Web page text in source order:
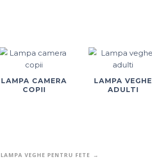
LAMPA CAMERA
COPII
LAMPA VEGHE
ADULTI
LAMPA VEGHE PENTRU FETE